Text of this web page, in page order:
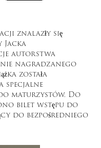
znalazły się
autorstwa
nagradzanego
została
specjalne
maturzystów. Do
bilet wstępu do
do bezpośredniego